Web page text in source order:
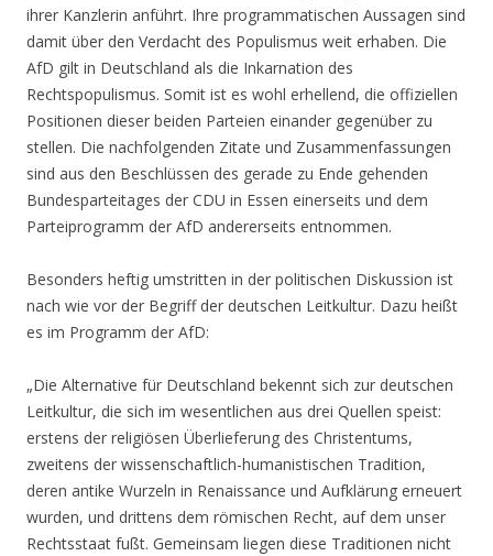
ihrer Kanzlerin anführt. Ihre programmatischen Aussagen sind
damit über den Verdacht des Populismus weit erhaben. Die
AfD gilt in Deutschland als die Inkarnation des
Rechtspopulismus. Somit ist es wohl erhellend, die offiziellen
Positionen dieser beiden Parteien einander gegenüber zu
stellen. Die nachfolgenden Zitate und Zusammenfassungen
sind aus den Beschlüssen des gerade zu Ende gehenden
Bundesparteitages der CDU in Essen einerseits und dem
Parteiprogramm der AfD andererseits entnommen.
Besonders heftig umstritten in der politischen Diskussion ist
nach wie vor der Begriff der deutschen Leitkultur. Dazu heißt
es im Programm der AfD:
„Die Alternative für Deutschland bekennt sich zur deutschen
Leitkultur, die sich im wesentlichen aus drei Quellen speist:
erstens der religiösen Überlieferung des Christentums,
zweitens der wissenschaftlich-humanistischen Tradition,
deren antike Wurzeln in Renaissance und Aufklärung erneuert
wurden, und drittens dem römischen Recht, auf dem unser
Rechtsstaat fußt. Gemeinsam liegen diese Traditionen nicht